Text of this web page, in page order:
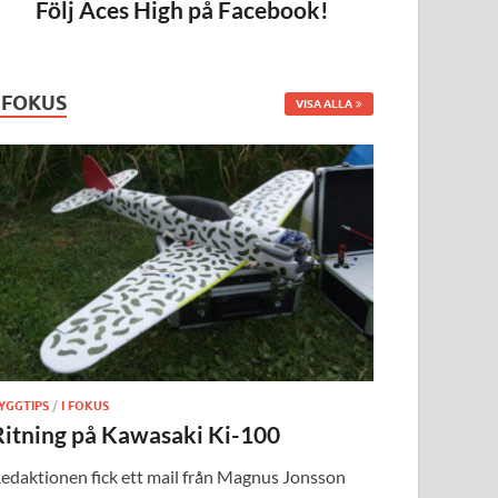
Följ Aces High på Facebook!
VISA ALLA
/I FOKUS
på Kawasaki Ki-100
fick ett mail från Magnus Jonsson